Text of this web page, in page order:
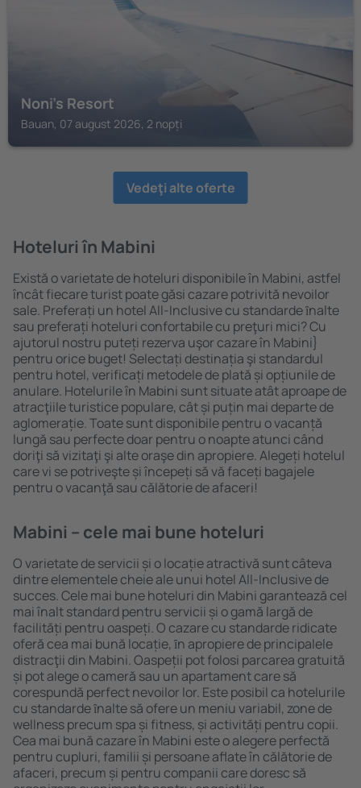
Noni's Resort
Bauan, 07 august 2026, 2 nopți
Vedeţi alte oferte
Hoteluri în Mabini
Există o varietate de hoteluri disponibile în Mabini, astfel
încât fiecare turist poate găsi cazare potrivită nevoilor
sale. Preferați un hotel All-Inclusive cu standarde ȋnalte
sau preferați hoteluri confortabile cu preţuri mici? Cu
ajutorul nostru puteți rezerva uşor cazare în Mabini}
pentru orice buget! Selectați destinația şi standardul
pentru hotel, verificați metodele de plată și opțiunile de
anulare. Hotelurile în Mabini sunt situate atât aproape de
atracţiile turistice populare, cât și puțin mai departe de
aglomerație. Toate sunt disponibile pentru o vacanță
lungă sau perfecte doar pentru o noapte atunci când
doriţi să vizitaţi şi alte oraşe din apropiere. Alegeți hotelul
care vi se potriveşte și începeți să vă faceți bagajele
pentru o vacanţă sau călătorie de afaceri!
Mabini – cele mai bune hoteluri
O varietate de servicii și o locație atractivă sunt câteva
dintre elementele cheie ale unui hotel All-Inclusive de
succes. Cele mai bune hoteluri din Mabini garantează cel
mai înalt standard pentru servicii și o gamă largă de
facilități pentru oaspeți. O cazare cu standarde ridicate
oferă cea mai bună locație, ȋn apropiere de principalele
distracţii din Mabini. Oaspeții pot folosi parcarea gratuită
și pot alege o cameră sau un apartament care să
corespundă perfect nevoilor lor. Este posibil ca hotelurile
cu standarde ȋnalte să ofere un meniu variabil, zone de
wellness precum spa și fitness, și activități pentru copii.
Cea mai bună cazare în Mabini este o alegere perfectă
pentru cupluri, familii și persoane aflate în călătorie de
afaceri, precum și pentru companii care doresc să